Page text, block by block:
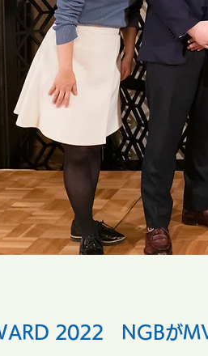
2022 NGBが